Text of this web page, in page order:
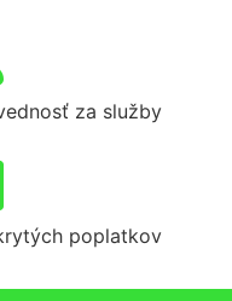
za služby
poplatkov